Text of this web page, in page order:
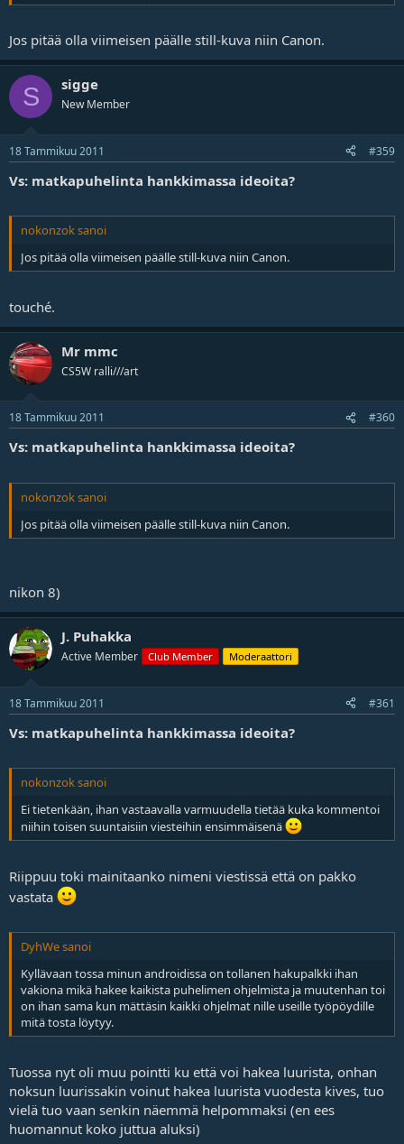
Jos pitää olla viimeisen päälle still-kuva niin Canon.
S sigge
New Member
18 Tammikuu 2011 #359
Vs: matkapuhelinta hankkimassa ideoita?
nokonzok sanoi
Jos pitää olla viimeisen päälle still-kuva niin Canon.
touché.
Mr mmc
CS5W ralli///art
18 Tammikuu 2011 #360
Vs: matkapuhelinta hankkimassa ideoita?
nokonzok sanoi
Jos pitää olla viimeisen päälle still-kuva niin Canon.
nikon 8)
J. Puhakka
Active Member Club Member Moderaattori
18 Tammikuu 2011 #361
Vs: matkapuhelinta hankkimassa ideoita?
nokonzok sanoi
Ei tietenkään, ihan vastaavalla varmuudella tietää kuka kommentoi
niihin toisen suuntaisiin viesteihin ensimmäisenä
Riippuu toki mainitaanko nimeni viestissä että on pakko
vastata
DyhWe sanoi
Kyllävaan tossa minun androidissa on tollanen hakupalkki ihan
vakiona mikä hakee kaikista puhelimen ohjelmista ja muutenhan toi
on ihan sama kun mättäsin kaikki ohjelmat nille useille työpöydille
mitä tosta löytyy.
Tuossa nyt oli muu pointti ku että voi hakea luurista, onhan
noksun luurissakin voinut hakea luurista vuodesta kives, tuo
vielä tuo vaan senkin näemmä helpommaksi (en ees
huomannut koko juttua aluksi)